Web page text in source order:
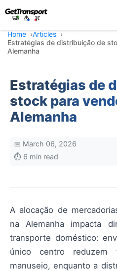
Home
Articles
Estratégias de distribuição de
Alemanha
Estratégias de
stock para
Alemanha
📅 March 06, 2026
⏱️ 6 min read
A alocação de
na Alemanha impacta
transporte doméstico:
único centro
manuseio, enquanto a